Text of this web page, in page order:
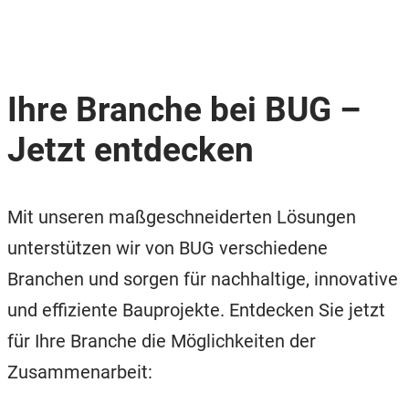
Ihre Branche bei BUG –
Jetzt entdecken
Mit unseren maßgeschneiderten Lösungen
unterstützen wir von BUG verschiedene
Branchen und sorgen für nachhaltige, innovative
und effiziente Bauprojekte. Entdecken Sie jetzt
für Ihre Branche die Möglichkeiten der
Zusammenarbeit: